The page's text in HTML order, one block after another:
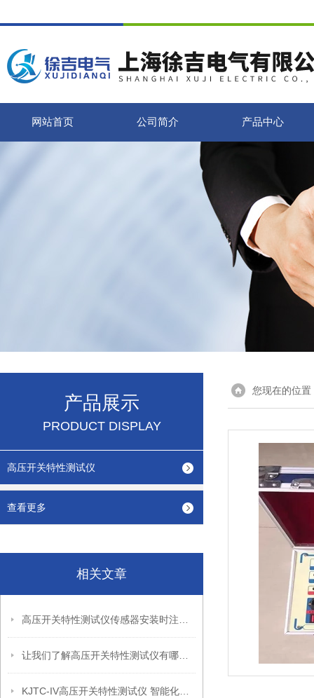
网站首页 公司简介 产品中心
产品展示
PRODUCT DISPLAY
高压开关特性测试仪
查看更多
相关文章
您现在的位置